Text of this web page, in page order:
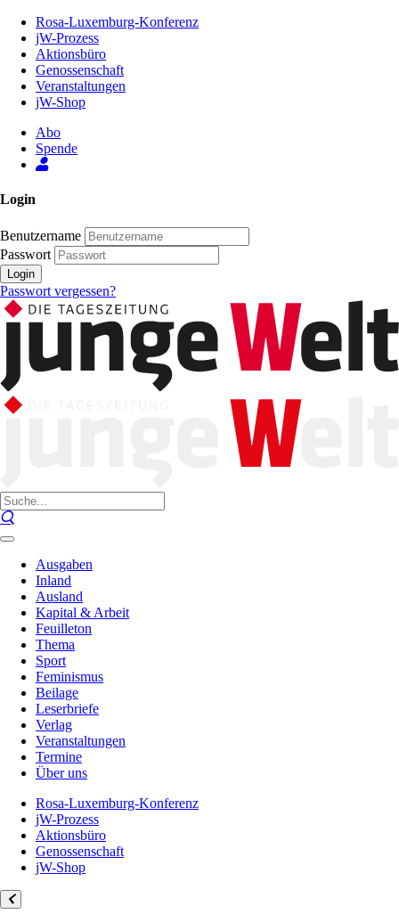
Inhalt
Seite
Rosa-Luxemburg-Konferenz
jW-Prozess
Aktionsbüro
Genossenschaft
Veranstaltungen
jW-Shop
Abo
Spende
Login
Benutzername
Passwort
Login
Passwort vergessen?
Ausgaben
Inland
Ausland
Kapital & Arbeit
Feuilleton
Thema
Sport
Feminismus
Beilage
Leserbriefe
Verlag
Veranstaltungen
Termine
Über uns
Rosa-Luxemburg-Konferenz
jW-Prozess
Aktionsbüro
Genossenschaft
jW-Shop